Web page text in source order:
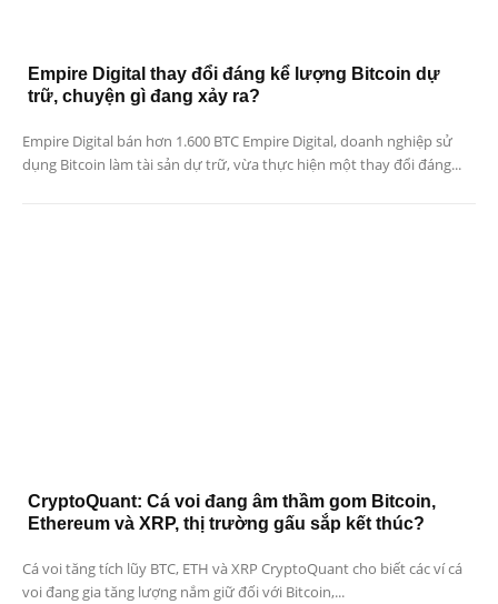
Empire Digital thay đổi đáng kể lượng Bitcoin dự
trữ, chuyện gì đang xảy ra?
Empire Digital bán hơn 1.600 BTC Empire Digital, doanh nghiệp sử
dụng Bitcoin làm tài sản dự trữ, vừa thực hiện một thay đổi đáng...
CryptoQuant: Cá voi đang âm thầm gom Bitcoin,
Ethereum và XRP, thị trường gấu sắp kết thúc?
Cá voi tăng tích lũy BTC, ETH và XRP CryptoQuant cho biết các ví cá
voi đang gia tăng lượng nắm giữ đối với Bitcoin,...